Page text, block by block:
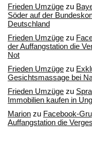
Frieden Umzüge zu
Söder auf der
Deutschland
Frieden Umzüge zu
der Auffangstation die
Not
Frieden Umzüge zu
Gesichtsmassage bei
Frieden Umzüge zu
Immobilien kaufen in
Marion zu Facebook-
Auffangstation die